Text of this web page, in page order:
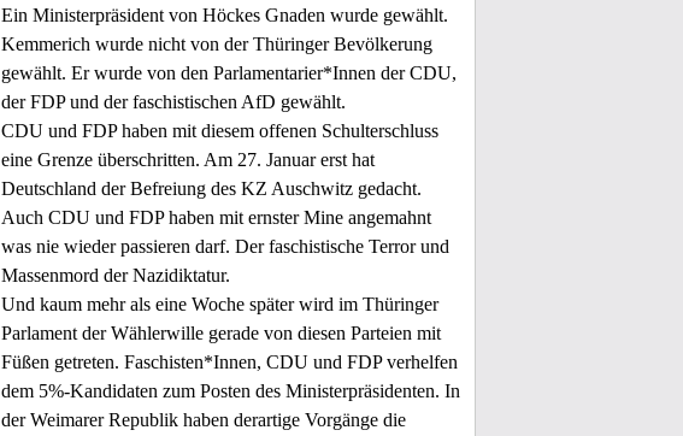
Ein Ministerpräsident von Höckes Gnaden wurde gewählt.
Kemmerich wurde nicht von der Thüringer Bevölkerung
gewählt. Er wurde von den Parlamentarier*Innen der CDU,
der FDP und der faschistischen AfD gewählt.
CDU und FDP haben mit diesem offenen Schulterschluss
eine Grenze überschritten. Am 27. Januar erst hat
Deutschland der Befreiung des KZ Auschwitz gedacht.
Auch CDU und FDP haben mit ernster Mine angemahnt
was nie wieder passieren darf. Der faschistische Terror und
Massenmord der Nazidiktatur.
Und kaum mehr als eine Woche später wird im Thüringer
Parlament der Wählerwille gerade von diesen Parteien mit
Füßen getreten. Faschisten*Innen, CDU und FDP verhelfen
dem 5%-Kandidaten zum Posten des Ministerpräsidenten. In
der Weimarer Republik haben derartige Vorgänge die